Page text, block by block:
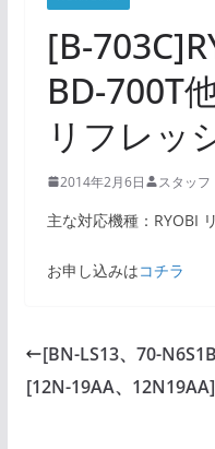
[B-
BD-700T
リフレッ
2014年2月6日 スタッフ
主な対応機種：RYOBI
お申し込みはコチラ
[BN-LS13、70-
[12N-19AA、